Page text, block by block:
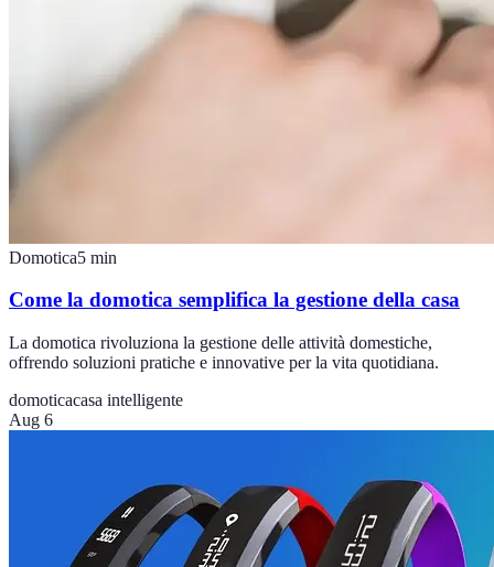
Domotica5 min
Come la domotica semplifica la gestione della casa
La domotica rivoluziona la gestione delle attività domestiche,
offrendo soluzioni pratiche e innovative per la vita quotidiana.
domoticacasa intelligente
Aug 6